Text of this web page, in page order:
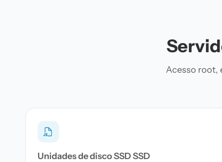
Acesso root,
Unidades de disco SSD SSD